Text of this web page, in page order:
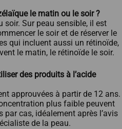
le matin ou le soir ?
soir. Sur peau sensible, il est
le soir et de réserver le
qui incluent aussi un rétinoïde,
le matin, le rétinoïde le soir.
des produits à l’acide
approuvées à partir de 12 ans.
plus faible peuvent
cas, idéalement après l’avis
de la peau.